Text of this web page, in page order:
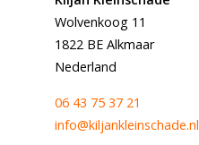
Wolvenkoog 11
1822 BE Alkmaar
Nederland
06 43 75 37 21
info@kiljankleinschade.nl